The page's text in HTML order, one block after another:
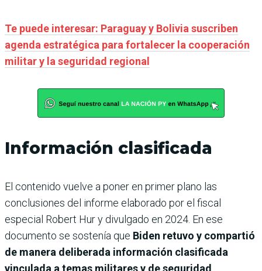
Te puede interesar: Paraguay y Bolivia suscriben
agenda estratégica para fortalecer la cooperación
militar y la seguridad regional
Información clasificada
El contenido vuelve a poner en primer plano las
conclusiones del informe elaborado por el fiscal
especial Robert Hur y divulgado en 2024. En ese
documento se sostenía que Biden retuvo y compartió
de manera deliberada información clasificada
vinculada a temas militares y de seguridad